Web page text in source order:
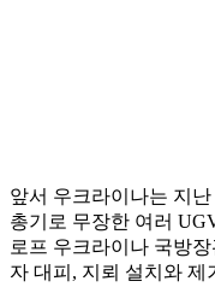
앞서 우크라이나는 지
총기로 무장한 여러
로프 우크라이나 국방
자 대피, 지뢰 설치와 제